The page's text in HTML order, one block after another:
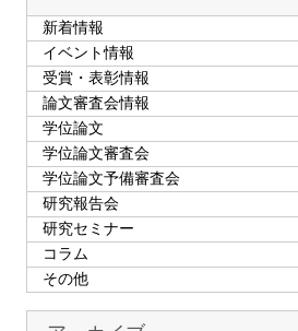
新着情報
イベント情報
受賞・表彰情報
論文審査会情報
学位論文
学位論文審査会
学位論文予備審査会
研究報告会
研究セミナー
コラム
その他